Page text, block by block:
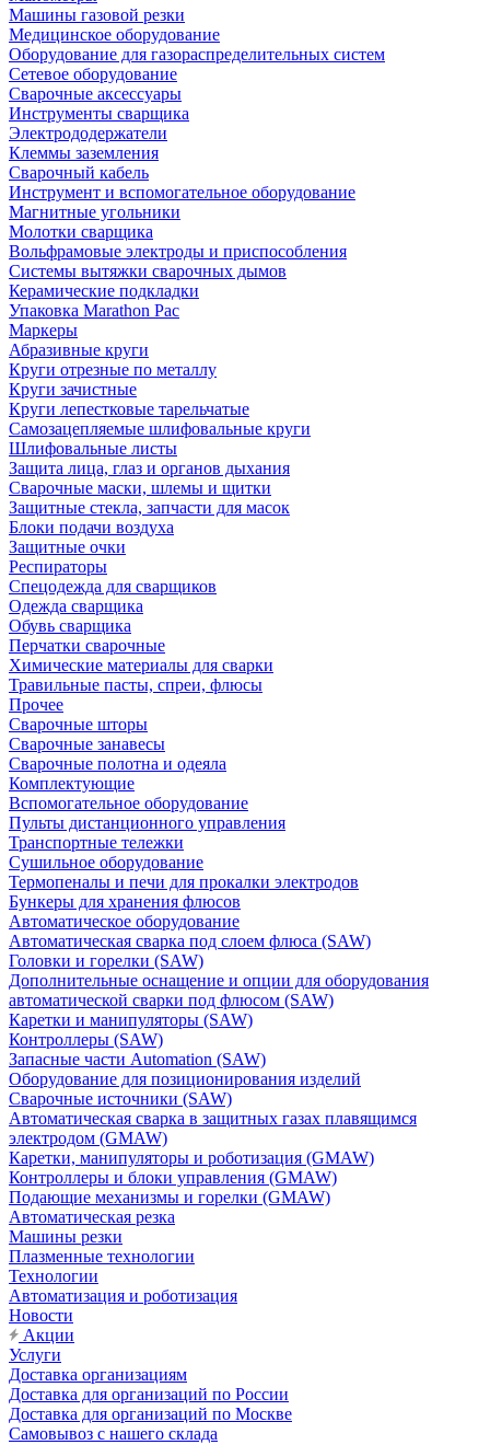
Машины газовой резки
Медицинское оборудование
Оборудование для газораспределительных систем
Сетевое оборудование
Сварочные аксессуары
Инструменты сварщика
Электрододержатели
Клеммы заземления
Сварочный кабель
Инструмент и вспомогательное оборудование
Магнитные угольники
Молотки сварщика
Вольфрамовые электроды и приспособления
Системы вытяжки сварочных дымов
Керамические подкладки
Упаковка Marathon Pac
Маркеры
Абразивные круги
Круги отрезные по металлу
Круги зачистные
Круги лепестковые тарельчатые
Самозацепляемые шлифовальные круги
Шлифовальные листы
Защита лица, глаз и органов дыхания
Сварочные маски, шлемы и щитки
Защитные стекла, запчасти для масок
Блоки подачи воздуха
Защитные очки
Респираторы
Спецодежда для сварщиков
Одежда сварщика
Обувь сварщика
Перчатки сварочные
Химические материалы для сварки
Травильные пасты, спреи, флюсы
Прочее
Сварочные шторы
Сварочные занавесы
Сварочные полотна и одеяла
Комплектующие
Вспомогательное оборудование
Пульты дистанционного управления
Транспортные тележки
Сушильное оборудование
Термопеналы и печи для прокалки электродов
Бункеры для хранения флюсов
Автоматическое оборудование
Автоматическая сварка под слоем флюса (SAW)
Головки и горелки (SAW)
Дополнительные оснащение и опции для оборудования
автоматической сварки под флюсом (SAW)
Каретки и манипуляторы (SAW)
Контроллеры (SAW)
Запасные части Automation (SAW)
Оборудование для позиционирования изделий
Сварочные источники (SAW)
Автоматическая сварка в защитных газах плавящимся
электродом (GMAW)
Каретки, манипуляторы и роботизация (GMAW)
Контроллеры и блоки управления (GMAW)
Подающие механизмы и горелки (GMAW)
Автоматическая резка
Машины резки
Плазменные технологии
Технологии
Автоматизация и роботизация
Новости
Акции
Услуги
Доставка организациям
Доставка для организаций по России
Доставка для организаций по Москве
Самовывоз с нашего склада